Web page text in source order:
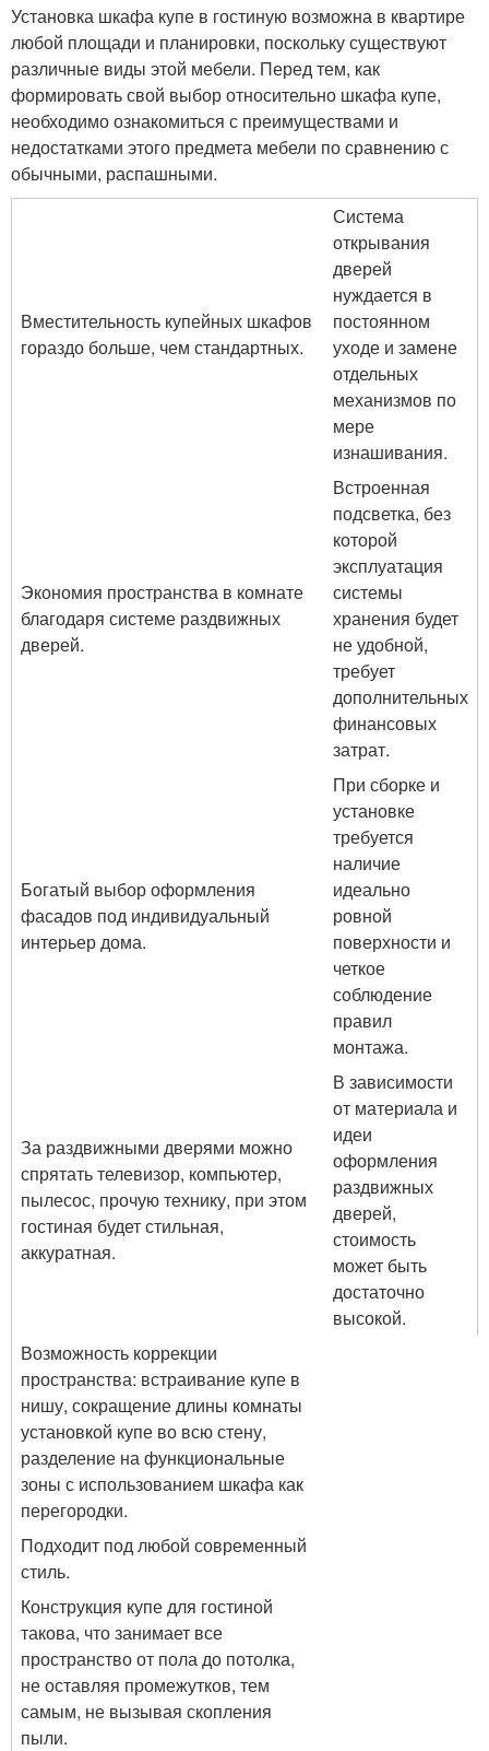
Установка шкафа купе в гостиную возможна в квартире
любой площади и планировки, поскольку существуют
различные виды этой мебели. Перед тем, как
формировать свой выбор относительно шкафа купе,
необходимо ознакомиться с преимуществами и
недостатками этого предмета мебели по сравнению с
обычными, распашными.
Вместительность купейных шкафов
гораздо больше, чем стандартных.
Система
открывания
дверей
нуждается в
постоянном
уходе и замене
отдельных
механизмов по
мере
изнашивания.
Экономия пространства в комнате
благодаря системе раздвижных
дверей.
Встроенная
подсветка, без
которой
эксплуатация
системы
хранения будет
не удобной,
требует
дополнительных
финансовых
затрат.
Богатый выбор оформления
фасадов под индивидуальный
интерьер дома.
При сборке и
установке
требуется
наличие
идеально
ровной
поверхности и
четкое
соблюдение
правил
монтажа.
За раздвижными дверями можно
спрятать телевизор, компьютер,
пылесос, прочую технику, при этом
гостиная будет стильная,
аккуратная.
В зависимости
от материала и
идеи
оформления
раздвижных
дверей,
стоимость
может быть
достаточно
высокой.
Возможность коррекции
пространства: встраивание купе в
нишу, сокращение длины комнаты
установкой купе во всю стену,
разделение на функциональные
зоны с использованием шкафа как
перегородки.
Подходит под любой современный
стиль.
Конструкция купе для гостиной
такова, что занимает все
пространство от пола до потолка,
не оставляя промежутков, тем
самым, не вызывая скопления
пыли.